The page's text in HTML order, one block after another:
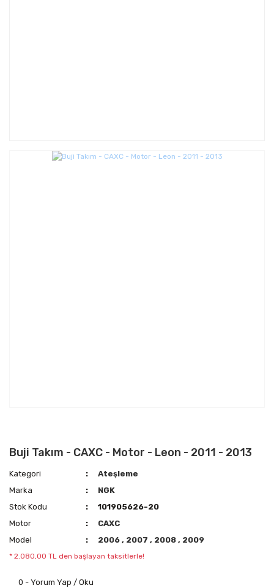
Buji Takım - CAXC - Motor - Leon - 2011 - 2013
Kategori
Ateşleme
Marka
NGK
Stok Kodu
101905626-20
Motor
CAXC
Model
2006, 2007, 2008, 2009
* 2.080,00 TL den başlayan taksitlerle!
0 - Yorum Yap / Oku